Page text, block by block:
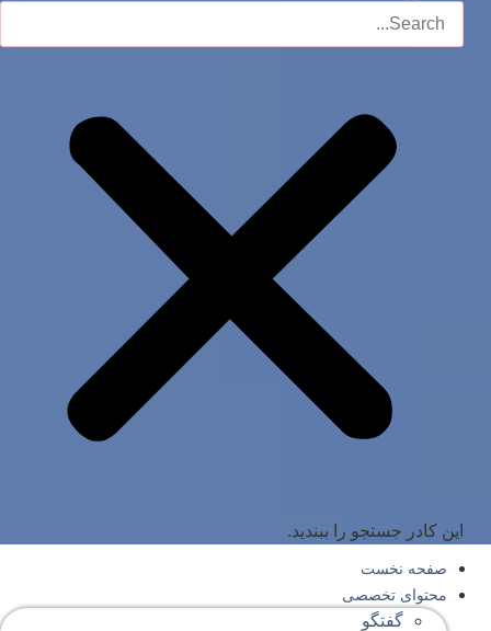
این کادر جستجو را ببندید.
صفحه‌ نخست
محتوای‌ تخصصی
گفتگو